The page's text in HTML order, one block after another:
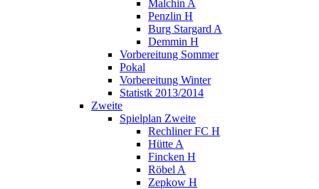
Malchin A
Penzlin H
Burg Stargard A
Demmin H
Vorbereitung Sommer
Pokal
Vorbereitung Winter
Statistk 2013/2014
Zweite
Spielplan Zweite
Rechliner FC H
Hütte A
Fincken H
Röbel A
Zepkow H